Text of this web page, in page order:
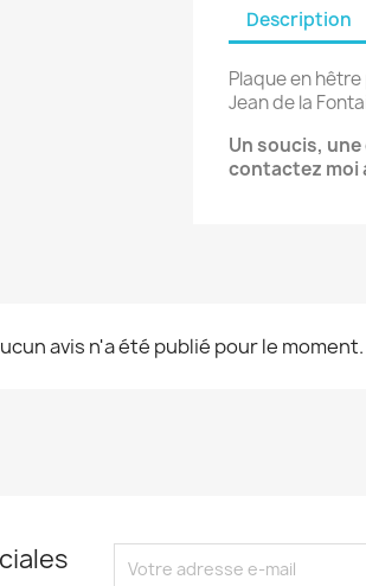
Description
Plaque en
Jean de la
Un soucis,
contactez moi
avis n'a été publié pour le moment.